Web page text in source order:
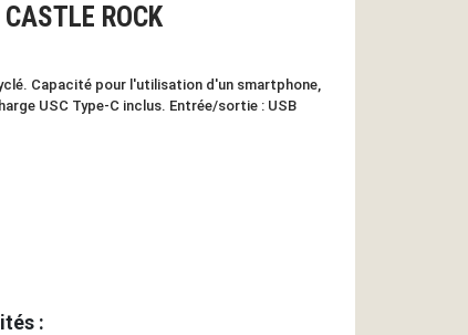
ROCK
Capacité pour l'utilisation d'un smartphone,
USC Type-C inclus. Entrée/sortie : USB
: